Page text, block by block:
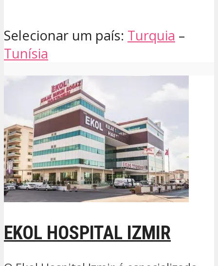
Selecionar um país: Turquia –
Tunísia
EKOL HOSPITAL IZMIR